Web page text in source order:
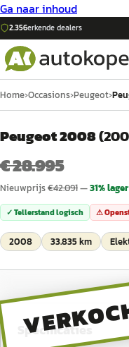
Ga naar inhoud
2.356erkende dealers
Home›Occasions›Peugeot›
Peugeot 2008(
€ 28.995
Nieuwprijs€42.091—31% lager
✓ Tellerstand logisch ⚠
2008 33.835 km
Specificaties